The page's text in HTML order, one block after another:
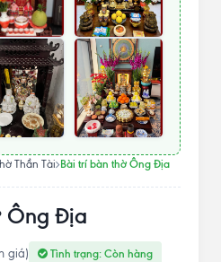
Thần Tài Bài trí bàn thờ Ông Địa
Ông Địa
giá) Tình trạng: Còn hàng